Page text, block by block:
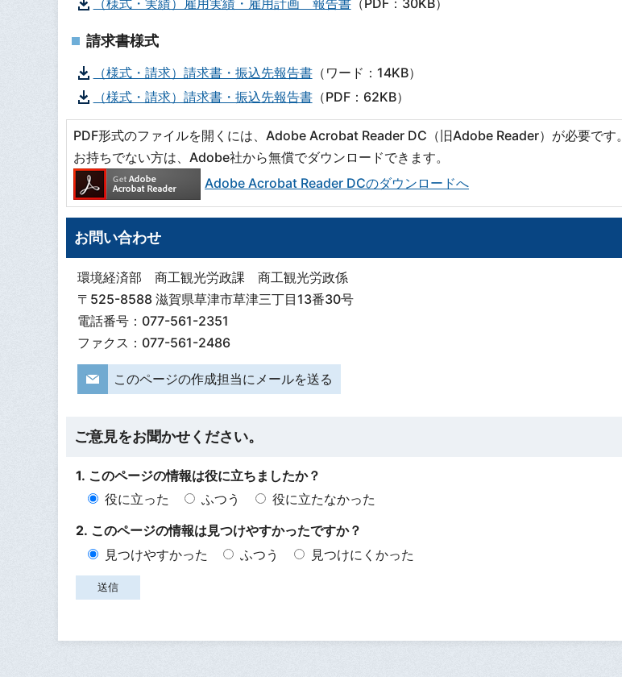
（様式・実績）雇用実績・雇用計画 報告書（PDF：30KB）
請求書様式
（様式・請求）請求書・振込先報告書（ワード：14KB）
（様式・請求）請求書・振込先報告書（PDF：62KB）
PDF形式のファイルを開くには、Adobe Acrobat Reader DC（旧Adobe Reader）が必要です。
お持ちでない方は、Adobe社から無償でダウンロードできます。
Adobe Acrobat Reader DCのダウンロードへ
お問い合わせ
環境経済部 商工観光労政課 商工観光労政係
〒525-8588 滋賀県草津市草津三丁目13番30号
電話番号：077-561-2351
ファクス：077-561-2486
このページの作成担当にメールを送る
ご意見をお聞かせください。
1. このページの情報は役に立ちましたか？
役に立った
ふつう
役に立たなかった
2. このページの情報は見つけやすかったですか？
見つけやすかった
ふつう 見つけにくかった